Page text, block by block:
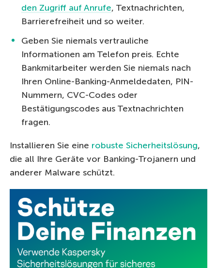
den Zugriff auf Anrufe, Textnachrichten,
Barrierefreiheit und so weiter.
Geben Sie niemals vertrauliche
Informationen am Telefon preis. Echte
Bankmitarbeiter werden Sie niemals nach
Ihren Online-Banking-Anmeldedaten, PIN-
Nummern, CVC-Codes oder
Bestätigungscodes aus Textnachrichten
fragen.
Installieren Sie eine robuste Sicherheitslösung,
die all Ihre Geräte vor Banking-Trojanern und
anderer Malware schützt.